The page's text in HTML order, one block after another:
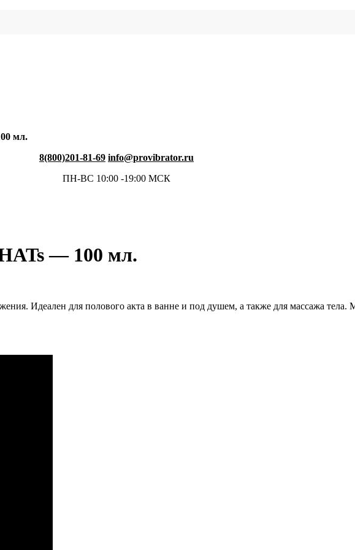
8(800)201-81-69 info@provibrator.ru
ПН-ВС 10:00 -19:00 МСК
мл.
— 100 мл.
Идеален для полового акта в ванне и под душем, а также для массажа тела.